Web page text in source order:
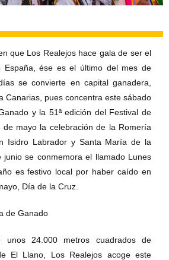
que Los Realejos hace gala de ser el
España, ése es el último del mes de
se convierte en capital ganadera,
Canarias, pues concentra este sábado
y la 51ª edición del Festival de
mayo la celebración de la Romería
Isidro Labrador y Santa María de la
junio se conmemora el llamado Lunes
es festivo local por haber caído en
Día de la Cruz.
de Ganado
unos 24.000 metros cuadrados de
El Llano, Los Realejos acoge este